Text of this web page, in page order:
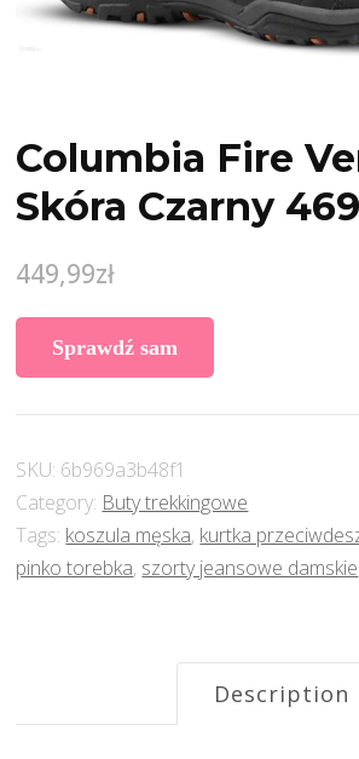
Columbia Fire
Skóra Czarny
449,99zł
Sprawdź sam
SKU: 6b969a3b48f1
Category: Buty trekkingowe
Tags: koszula męska, kurtka
pinko torebka, szorty jeansowe damskie
Description